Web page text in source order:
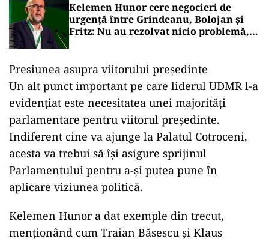
Kelemen Hunor cere negocieri de
urgență între Grindeanu, Bolojan și
Fritz: Nu au rezolvat nicio problemă, ci
Presiunea asupra viitorului președinte
Un alt punct important pe care liderul UDMR l-a
evidențiat este necesitatea unei majorități
parlamentare pentru viitorul președinte.
Indiferent cine va ajunge la Palatul Cotroceni,
acesta va trebui să își asigure sprijinul
Parlamentului pentru a-și putea pune în
aplicare viziunea politică.
Kelemen Hunor a dat exemple din trecut,
menționând cum Traian Băsescu și Klaus